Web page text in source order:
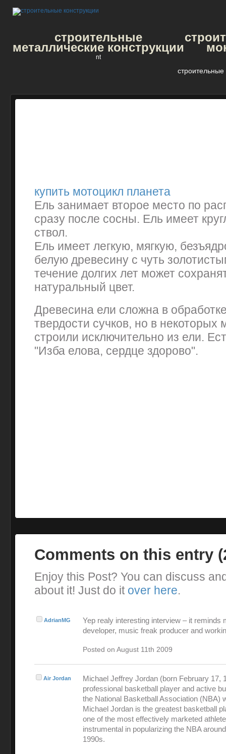
строительные
металлические конструкции
nt
купить мотоцикл планета
Ель занимает второе место по
сразу после сосны. Ель имеет
ствол.
Ель имеет легкую, мягкую,
белую древесину с чуть
течение долгих лет может
натуральный цвет.
Древесина ели сложна в
твердости сучков, но в некоторых
строили исключительно из ели.
"Изба елова, сердце здорово".
Comments on this entry
Enjoy this Post? You can discuss
about it! Just do it over here.
AdrianMG
Yep realy interesting interview – it reminds
developer, music freak producer and
Posted on August 11th 2009
Air Jordan
Michael Jeffrey Jordan (born February 17,
professional basketball player and active
the National Basketball Association (NBA)
Michael Jordan is the greatest basketball
one of the most effectively marketed
instrumental in popularizing the NBA
1990s.